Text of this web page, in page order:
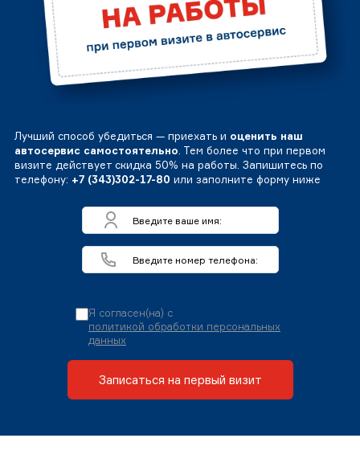
Лучший способ убедиться — приехать и оценить наш
автосервис самостоятельно. Тем более что при первом
визите действует скидка 50% на работы. Запишитесь по
телефону: +7 (343)302-17-80 или заполните форму ниже
Я согласен(на) с
политикой обработки персональных
данных
Записаться на первый визит